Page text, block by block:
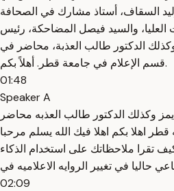
السقاف، أستاذ مشارك في الصحافة
والسيد فيصل المضاحكة، رئيس
الدكتور طالب العذبة، محاضر في
قسم الإعلام في جامعة قطر. أهلاً بكم.
01:48
Speaker A
وكذلك الدكتور طالب العذبه محاضر
اهلا بكم اهلا فيك الله يسلم مرحبا
تقرا ملاحظاتك على استخدام الذكاء
حاليا في تغيير الروايه الاعلاميه في
02:09